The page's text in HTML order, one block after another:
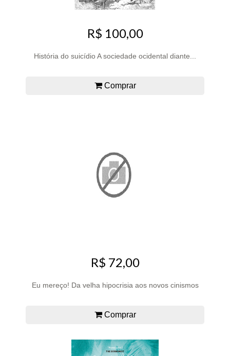
R$ 100,00
História do suicídio A sociedade ocidental diante...
Comprar
R$ 72,00
Eu mereço! Da velha hipocrisia aos novos cinismos
Comprar